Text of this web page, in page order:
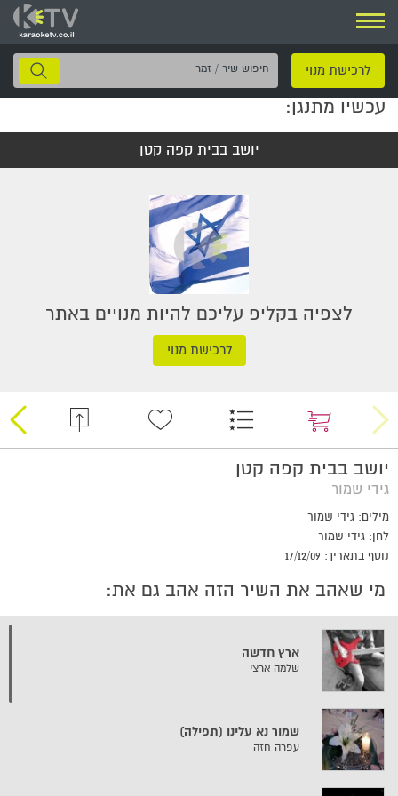
ניווט
לרכישת מנוי
חיפוש
שיר
עכשיו מתנגן:
יושב בבית קפה קטן
לצפיה בקליפ עליכם להיות מנויים באתר
לרכישת מנוי
יושב בבית קפה קטן
גידי שמור
מילים: גידי שמור
לחן: גידי שמור
נוסף בתאריך: 17/12/09
מי שאהב את השיר הזה אהב גם את:
ארץ חדשה
שלמה ארצי
שמור נא עלינו (תפילה)
עפרה חזה